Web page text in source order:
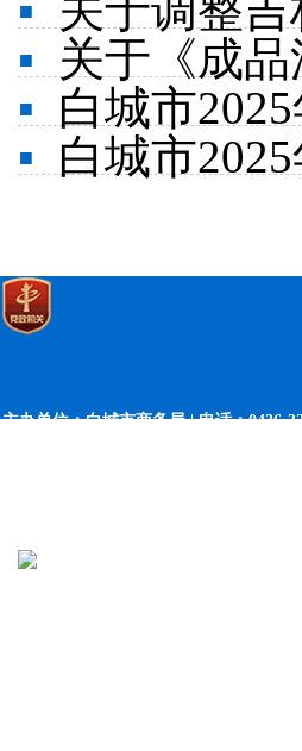
▪ 关于《成
▪ 白城市
▪ 白城市
主办单位：白城市商务局 | 电话：0436-